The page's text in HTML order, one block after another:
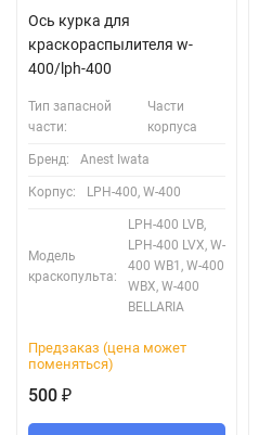
Ось курка для
краскораспылителя w-
400/lph-400
Тип запасной
части:
Части
корпуса
Бренд: Anest Iwata
Корпус: LPH-400, W-400
Модель
краскопульта:
LPH-400 LVB,
LPH-400 LVX, W-
400 WB1, W-400
WBX, W-400
BELLARIA
Предзаказ (цена может
поменяться)
500 ₽